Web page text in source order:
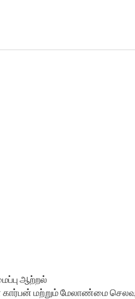
ஆற்றல்
கார்பன் மற்றும் மேலாண்மை